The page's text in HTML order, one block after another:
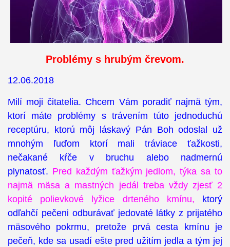
Problémy s hrubým črevom.
12.06.2018
Milí moji čitatelia. Chcem Vám poradiť najmä tým,
ktorí máte problémy s trávením túto jednoduchú
receptúru, ktorú môj láskavý Pán Boh odoslal už
mnohým ľuďom ktorí mali tráviace ťažkosti,
nečakané kŕče v bruchu alebo nadmernú
plynatosť. Pred každým ťažkým jedlom, týka sa to
najmä mäsa a mastných jedál treba vždy zjesť 2
kopité polievkové lyžice drteného kmínu, ktorý
odľahčí pečeni odburávať jedovaté látky z prijatého
mäsového pokrmu, pretože prvá cesta kmínu je
pečeň, kde sa usadí ešte pred užitím jedla a tým jej